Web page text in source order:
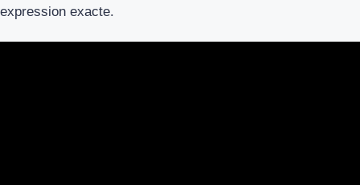
expression exacte.